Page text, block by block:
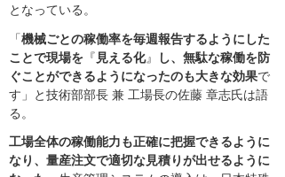
となっている。
「機械ごとの稼働率を毎週報告するようにした
ことで現場を 『 見える化』
し、無駄な稼働を防
ぐことができるようになったのも大きな効果で
す」と技術部部長 兼 工場長の佐藤 章志氏は語
る。
工場全体の稼働能力も正確に把握できるように
なり、量産注文で適切な見積りが出せるように